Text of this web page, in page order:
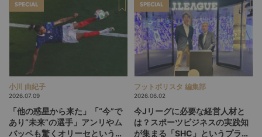
SPECIAL
小川 由紀子
2026.07.09
「他の惑星から来た」「“今”で
あり“未来”の選手」アンリやム
バッペも驚くオリーセというフ
SPECIAL
フットボリスタ 編集部
2026.06.02
今Jリーグに必要な経営人材と
は？スポーツビジネスの実践知
が集まる「SHC」というプラッ